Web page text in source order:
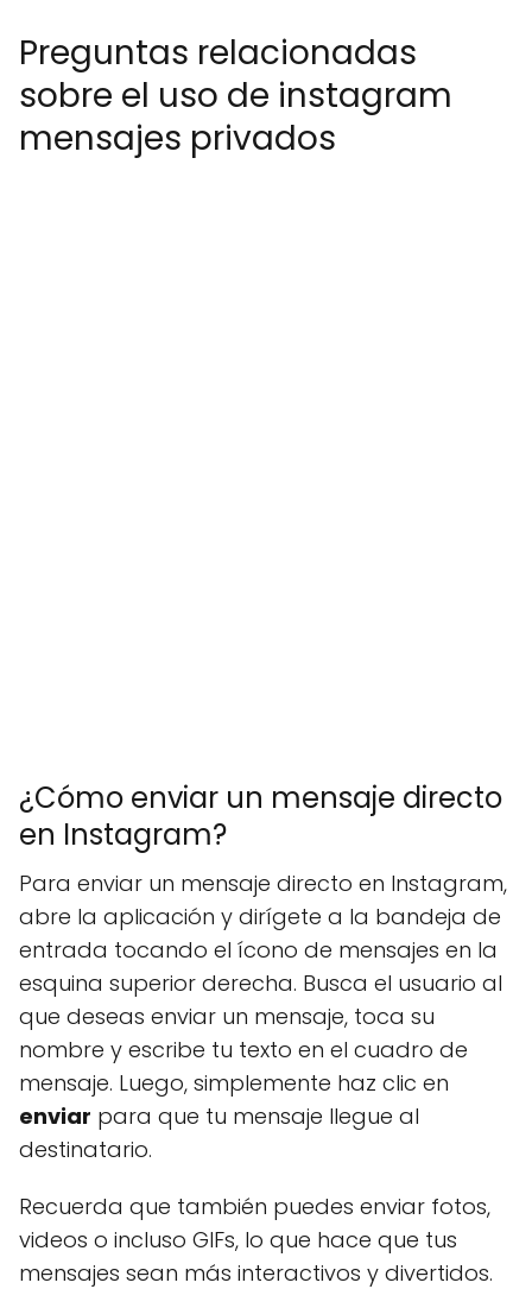
Preguntas relacionadas
sobre el uso de instagram
mensajes privados
¿Cómo enviar un mensaje directo
en Instagram?
Para enviar un mensaje directo en Instagram,
abre la aplicación y dirígete a la bandeja de
entrada tocando el ícono de mensajes en la
esquina superior derecha. Busca el usuario al
que deseas enviar un mensaje, toca su
nombre y escribe tu texto en el cuadro de
mensaje. Luego, simplemente haz clic en
enviar para que tu mensaje llegue al
destinatario.
Recuerda que también puedes enviar fotos,
videos o incluso GIFs, lo que hace que tus
mensajes sean más interactivos y divertidos.